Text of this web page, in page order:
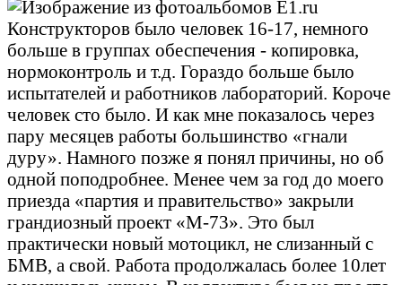
Конструкторов было человек 16-17, немного
больше в группах обеспечения - копировка,
нормоконтроль и т.д. Гораздо больше было
испытателей и работников лабораторий. Короче
человек сто было. И как мне показалось через
пару месяцев работы большинство «гнали
дуру». Намного позже я понял причины, но об
одной поподробнее. Менее чем за год до моего
приезда «партия и правительство» закрыли
грандиозный проект «М-73». Это был
практически новый мотоцикл, не слизанный с
БМВ, а свой. Работа продолжалась более 10лет